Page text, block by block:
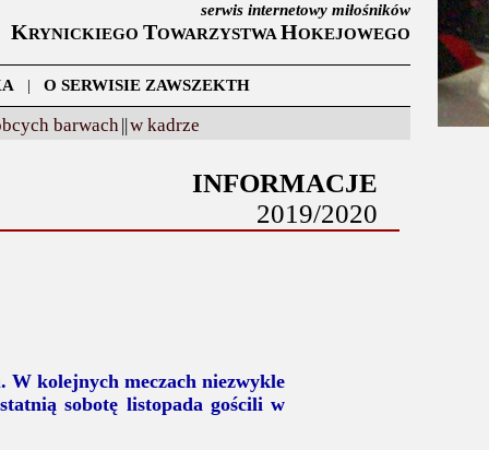
serwis internetowy miłośników
KRYNICKIEGO TOWARZYSTWA HOKEJOWEGO
| O SERWISIE ZAWSZEKTH
barwach||w kadrze
INFORMACJE
2019/2020
W kolejnych meczach niezwykle
sobotę listopada gościli w